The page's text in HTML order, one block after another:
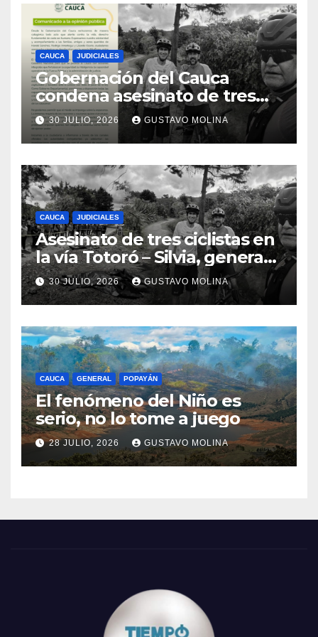
CAUCA JUDICIALES
Gobernación del Cauca
condena asesinato de tres
ciudadanos y exige medidas
urgentes al Gobierno
Nacional
30 JULIO, 2026 GUSTAVO MOLINA
CAUCA JUDICIALES
Asesinato de tres ciclistas en
la vía Totoró – Silvia, genera
consternación en el Cauca
30 JULIO, 2026 GUSTAVO MOLINA
CAUCA GENERAL POPAYÁN
El fenómeno del Niño es
serio, no lo tome a juego
28 JULIO, 2026 GUSTAVO MOLINA